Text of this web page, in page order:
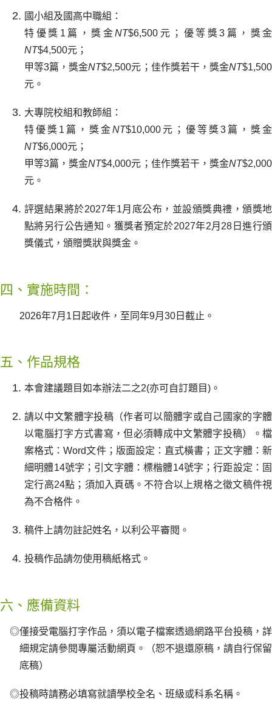
國小組及國高中職組：
特優獎1篇，獎金NT$6,500元；優等獎3篇，獎金
NT$4,500元；
甲等3篇，獎金NT$2,500元；佳作獎若干，獎金NT$1,500
元。
大專院校組和教師組：
特優獎1篇，獎金NT$10,000元；優等獎3篇，獎金
NT$6,000元；
甲等3篇，獎金NT$4,000元；佳作獎若干，獎金NT$2,000
元。
評選結果將於2027年1月底公布，並設頒獎典禮，頒獎地
點將另行公告通知。獲獎者預定於2027年2月28日進行頒
獎儀式，頒贈獎狀與獎金。
四、實施時間：
2026年7月1日起收件，至同年9月30日截止。
五、作品規格
本會建議題目如本辦法二之2(亦可自訂題目)。
請以中文繁體字投稿（作者可以簡體字或自己國家的字體
以電腦打字方式書寫，但必須轉成中文繁體字投稿）。檔
案格式：Word文件；版面設定：直式橫書；正文字體：新
細明體14號字；引文字體：標楷體14號字；行距設定：固
定行高24點；須加入頁碼。不符合以上規格之徵文稿件視
為不合格件。
稿件上請勿註記姓名，以利公平審閱。
投稿作品請勿使用稿紙格式。
六、應備資料
◎僅接受電腦打字作品，須以電子檔案透過網路平台投稿，詳
細規定請參閱專屬活動網頁。（恕不退還原稿，請自行保留
底稿）
◎投稿時請務必填寫就讀學校全名、班級或科系名稱。